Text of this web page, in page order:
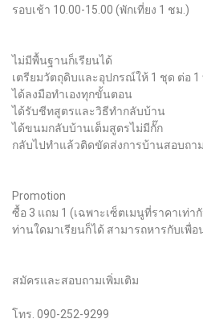
รอบเช้า 10.00-15.00 (พักเที่ยง 1 ชม.)
ไม่มีพื้นฐานก็เรียนได้
เตรียมวัตถุดิบและอุปกรณ์ให้ 1 ชุด ต่อ 1
ได้ลงมือทำเองทุกขั้นตอน
ได้รับชีทสูตรและวิธีทำกลับบ้าน
ได้ขนมกลับบ้านเต็มสูตรไม่มีกั๊ก
กลับไปทำแล้วติดขัดส่งการบ้านสอบถา
Promotion
ซื้อ 3 แถม 1 (เฉพาะเซ็ตเมนูที่ราคาเท่า
ท่านใดมาเรียนก็ได้ สามารถหารกับเพื่อ
สมัครและสอบถามเพิ่มเติม
โทร. 090-252-9299